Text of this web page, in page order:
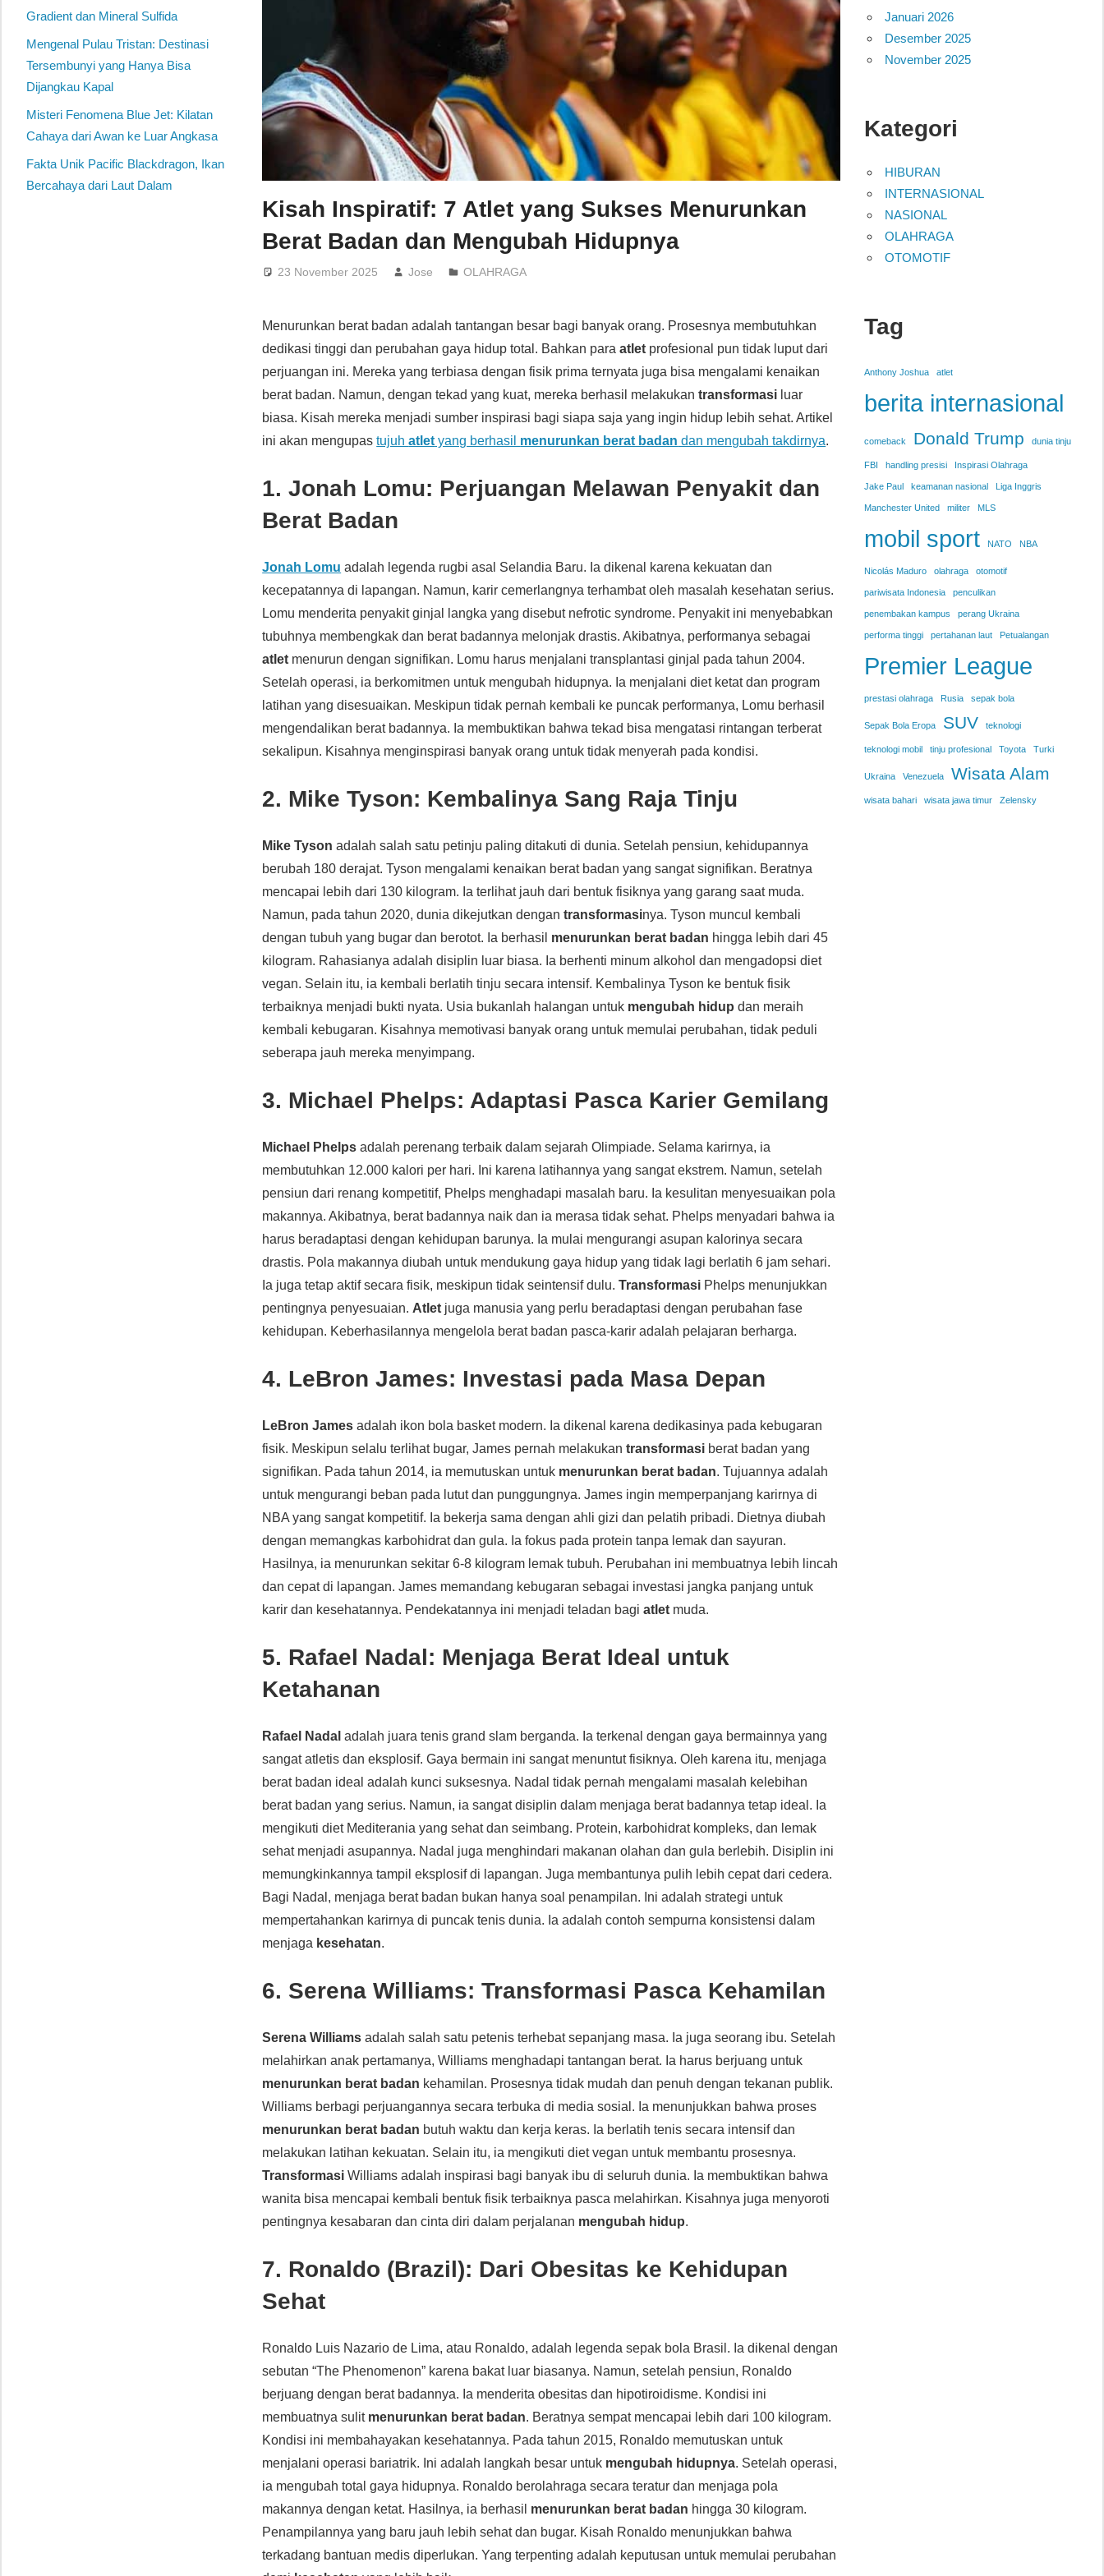
Kisah Inspiratif: 7 Atlet yang Sukses Menurunkan
Berat Badan dan Mengubah Hidupnya
23 November 2025 Jose OLAHRAGA
Menurunkan berat badan adalah tantangan besar bagi banyak orang. Prosesnya membutuhkan
dedikasi tinggi dan perubahan gaya hidup total. Bahkan paraatlet profesional pun tidak luput dari
perjuangan ini. Mereka yang terbiasa dengan fisik prima ternyata juga bisa mengalami kenaikan
berat badan. Namun, dengan tekad yang kuat, mereka berhasil melakukantransformasi luar
biasa. Kisah mereka menjadi sumber inspirasi bagi siapa saja yang ingin hidup lebih sehat. Artikel
ini akan mengupastujuhatlet yang berhasil menurunkan berat badan dan mengubah takdirnya.
1. Jonah Lomu: Perjuangan Melawan Penyakit dan
Berat Badan
Jonah Lomu adalah legenda rugbi asal Selandia Baru. Ia dikenal karena kekuatan dan
kecepatannya di lapangan. Namun, karir cemerlangnya terhambat oleh masalah kesehatan serius.
Lomu menderita penyakit ginjal langka yang disebut nefrotic syndrome. Penyakit ini menyebabkan
tubuhnya membengkak dan berat badannya melonjak drastis. Akibatnya, performanya sebagai
atlet menurun dengan signifikan. Lomu harus menjalani transplantasi ginjal pada tahun 2004.
Setelah operasi, ia berkomitmen untuk mengubah hidupnya. Ia menjalani diet ketat dan program
latihan yang disesuaikan. Meskipun tidak pernah kembali ke puncak performanya, Lomu berhasil
mengendalikan berat badannya. Ia membuktikan bahwa tekad bisa mengatasi rintangan terberat
sekalipun. Kisahnya menginspirasi banyak orang untuk tidak menyerah pada kondisi.
2. Mike Tyson: Kembalinya Sang Raja Tinju
Mike Tyson adalah salah satu petinju paling ditakuti di dunia. Setelah pensiun, kehidupannya
berubah 180 derajat. Tyson mengalami kenaikan berat badan yang sangat signifikan. Beratnya
mencapai lebih dari 130 kilogram. Ia terlihat jauh dari bentuk fisiknya yang garang saat muda.
Namun, pada tahun 2020, dunia dikejutkan dengantransformasinya. Tyson muncul kembali
dengan tubuh yang bugar dan berotot. Ia berhasil menurunkan berat badan hingga lebih dari 45
kilogram. Rahasianya adalah disiplin luar biasa. Ia berhenti minum alkohol dan mengadopsi diet
vegan. Selain itu, ia kembali berlatih tinju secara intensif. Kembalinya Tyson ke bentuk fisik
terbaiknya menjadi bukti nyata. Usia bukanlah halangan untuk mengubah hidup dan meraih
kembali kebugaran. Kisahnya memotivasi banyak orang untuk memulai perubahan, tidak peduli
seberapa jauh mereka menyimpang.
3. Michael Phelps: Adaptasi Pasca Karier Gemilang
Michael Phelps adalah perenang terbaik dalam sejarah Olimpiade. Selama karirnya, ia
membutuhkan 12.000 kalori per hari. Ini karena latihannya yang sangat ekstrem. Namun, setelah
pensiun dari renang kompetitif, Phelps menghadapi masalah baru. Ia kesulitan menyesuaikan pola
makannya. Akibatnya, berat badannya naik dan ia merasa tidak sehat. Phelps menyadari bahwa ia
harus beradaptasi dengan kehidupan barunya. Ia mulai mengurangi asupan kalorinya secara
drastis. Pola makannya diubah untuk mendukung gaya hidup yang tidak lagi berlatih 6 jam sehari.
Ia juga tetap aktif secara fisik, meskipun tidak seintensif dulu.Transformasi Phelps menunjukkan
pentingnya penyesuaian. Atlet juga manusia yang perlu beradaptasi dengan perubahan fase
kehidupan. Keberhasilannya mengelola berat badan pasca-karir adalah pelajaran berharga.
4. LeBron James: Investasi pada Masa Depan
LeBron James adalah ikon bola basket modern. Ia dikenal karena dedikasinya pada kebugaran
fisik. Meskipun selalu terlihat bugar, James pernah melakukantransformasi berat badan yang
signifikan. Pada tahun 2014, ia memutuskan untuk menurunkan berat badan. Tujuannya adalah
untuk mengurangi beban pada lutut dan punggungnya. James ingin memperpanjang karirnya di
NBA yang sangat kompetitif. Ia bekerja sama dengan ahli gizi dan pelatih pribadi. Dietnya diubah
dengan memangkas karbohidrat dan gula. Ia fokus pada protein tanpa lemak dan sayuran.
Hasilnya, ia menurunkan sekitar 6-8 kilogram lemak tubuh. Perubahan ini membuatnya lebih lincah
dan cepat di lapangan. James memandang kebugaran sebagai investasi jangka panjang untuk
karir dan kesehatannya. Pendekatannya ini menjadi teladan bagiatlet muda.
5. Rafael Nadal: Menjaga Berat Ideal untuk
Ketahanan
Rafael Nadal adalah juara tenis grand slam berganda. Ia terkenal dengan gaya bermainnya yang
sangat atletis dan eksplosif. Gaya bermain ini sangat menuntut fisiknya. Oleh karena itu, menjaga
berat badan ideal adalah kunci suksesnya. Nadal tidak pernah mengalami masalah kelebihan
berat badan yang serius. Namun, ia sangat disiplin dalam menjaga berat badannya tetap ideal. Ia
mengikuti diet Mediterania yang sehat dan seimbang. Protein, karbohidrat kompleks, dan lemak
sehat menjadi asupannya. Nadal juga menghindari makanan olahan dan gula berlebih. Disiplin ini
memungkinkannya tampil eksplosif di lapangan. Juga membantunya pulih lebih cepat dari cedera.
Bagi Nadal, menjaga berat badan bukan hanya soal penampilan. Ini adalah strategi untuk
mempertahankan karirnya di puncak tenis dunia. Ia adalah contoh sempurna konsistensi dalam
menjaga kesehatan.
6. Serena Williams: Transformasi Pasca Kehamilan
Serena Williams adalah salah satu petenis terhebat sepanjang masa. Ia juga seorang ibu. Setelah
melahirkan anak pertamanya, Williams menghadapi tantangan berat. Ia harus berjuang untuk
menurunkan berat badan kehamilan. Prosesnya tidak mudah dan penuh dengan tekanan publik.
Williams berbagi perjuangannya secara terbuka di media sosial. Ia menunjukkan bahwa proses
menurunkan berat badan butuh waktu dan kerja keras. Ia berlatih tenis secara intensif dan
melakukan latihan kekuatan. Selain itu, ia mengikuti diet vegan untuk membantu prosesnya.
Transformasi Williams adalah inspirasi bagi banyak ibu di seluruh dunia. Ia membuktikan bahwa
wanita bisa mencapai kembali bentuk fisik terbaiknya pasca melahirkan. Kisahnya juga menyoroti
pentingnya kesabaran dan cinta diri dalam perjalanan mengubah hidup.
7. Ronaldo (Brazil): Dari Obesitas ke Kehidupan
Sehat
Ronaldo Luis Nazario de Lima, atau Ronaldo, adalah legenda sepak bola Brasil. Ia dikenal dengan
sebutan “The Phenomenon” karena bakat luar biasanya. Namun, setelah pensiun, Ronaldo
berjuang dengan berat badannya. Ia menderita obesitas dan hipotiroidisme. Kondisi ini
membuatnya sulit menurunkan berat badan. Beratnya sempat mencapai lebih dari 100 kilogram.
Kondisi ini membahayakan kesehatannya. Pada tahun 2015, Ronaldo memutuskan untuk
menjalani operasi bariatrik. Ini adalah langkah besar untuk mengubah hidupnya. Setelah operasi,
ia mengubah total gaya hidupnya. Ronaldo berolahraga secara teratur dan menjaga pola
makannya dengan ketat. Hasilnya, ia berhasil menurunkan berat badan hingga 30 kilogram.
Penampilannya yang baru jauh lebih sehat dan bugar. Kisah Ronaldo menunjukkan bahwa
terkadang bantuan medis diperlukan. Yang terpenting adalah keputusan untuk memulai perubahan
Gradient dan Mineral Sulfida
Mengenal Pulau Tristan: Destinasi
Tersembunyi yang Hanya Bisa
Dijangkau Kapal
Misteri Fenomena Blue Jet: Kilatan
Cahaya dari Awan ke Luar Angkasa
Fakta Unik Pacific Blackdragon, Ikan
Bercahaya dari Laut Dalam
Januari 2026
Desember 2025
November 2025
Kategori
HIBURAN
INTERNASIONAL
NASIONAL
OLAHRAGA
OTOMOTIF
Tag
Anthony Joshua atlet
berita internasional
comeback Donald Trump dunia tinju
FBI handling presisi Inspirasi Olahraga
Jake Paul keamanan nasional Liga Inggris
Manchester United militer MLS
mobil sport NATO NBA
Nicolás Maduro olahraga otomotif
pariwisata Indonesia penculikan
penembakan kampus perang Ukraina
performa tinggi pertahanan laut Petualangan
Premier League
prestasi olahraga Rusia sepak bola
Sepak Bola Eropa SUV teknologi
teknologi mobil tinju profesional Toyota Turki
Ukraina Venezuela Wisata Alam
wisata bahari wisata jawa timur Zelensky